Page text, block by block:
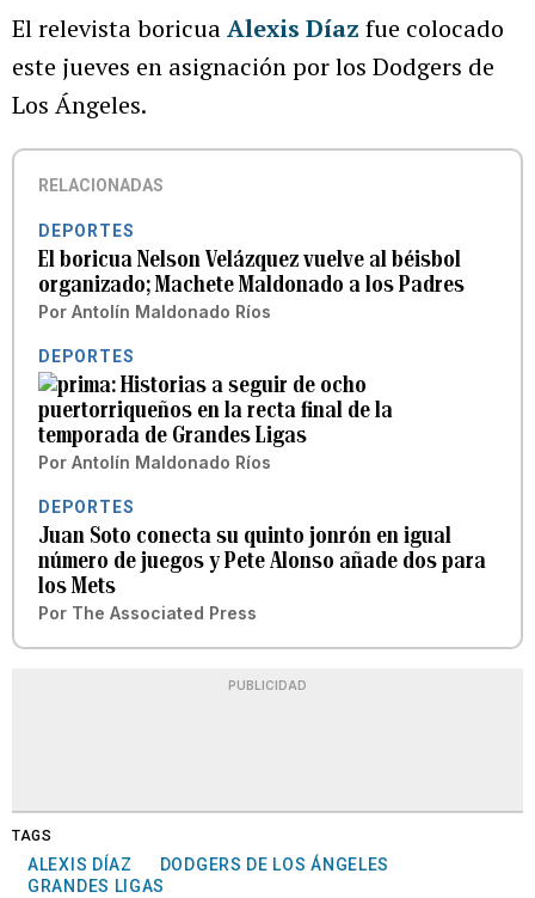
El relevista boricuaAlexis Díaz fue colocado
este jueves en asignación por los Dodgers de
Los Ángeles.
RELACIONADAS
DEPORTES
El boricua Nelson Velázquez vuelve al béisbol
organizado; Machete Maldonado a los Padres
Por Antolín Maldonado Ríos
DEPORTES
Historias a seguir de ocho
puertorriqueños en la recta final de la
temporada de Grandes Ligas
Por Antolín Maldonado Ríos
DEPORTES
Juan Soto conecta su quinto jonrón en igual
número de juegos y Pete Alonso añade dos para
los Mets
Por The Associated Press
PUBLICIDAD
TAGS
ALEXIS DÍAZ
DODGERS DE LOS ÁNGELES
GRANDES LIGAS